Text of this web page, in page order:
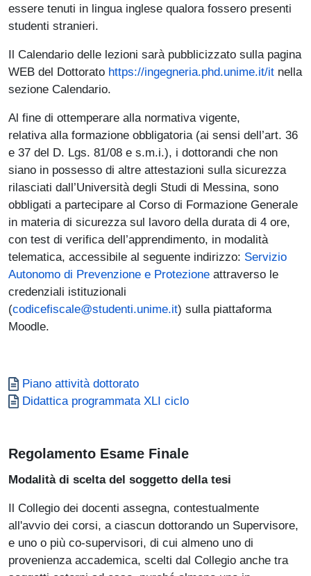
essere tenuti in lingua inglese qualora fossero presenti
studenti stranieri.
Il Calendario delle lezioni sarà pubblicizzato sulla pagina
WEB del Dottorato https://ingegneria.phd.unime.it/it nella
sezione Calendario.
Al fine di ottemperare alla normativa vigente,
relativa alla formazione obbligatoria (ai sensi dell’art. 36
e 37 del D. Lgs. 81/08 e s.m.i.), i dottorandi che non
siano in possesso di altre attestazioni sulla sicurezza
rilasciati dall’Università degli Studi di Messina, sono
obbligati a partecipare al Corso di Formazione Generale
in materia di sicurezza sul lavoro della durata di 4 ore,
con test di verifica dell’apprendimento, in modalità
telematica, accessibile al seguente indirizzo: Servizio
Autonomo di Prevenzione e Protezione attraverso le
credenziali istituzionali
(codicefiscale@studenti.unime.it) sulla piattaforma
Moodle.
Documento
Piano attività dottorato
Documento
Didattica programmata XLI ciclo
Regolamento Esame Finale
Modalità di scelta del soggetto della tesi
Il Collegio dei docenti assegna, contestualmente
all'avvio dei corsi, a ciascun dottorando un Supervisore,
e uno o più co-supervisori, di cui almeno uno di
provenienza accademica, scelti dal Collegio anche tra